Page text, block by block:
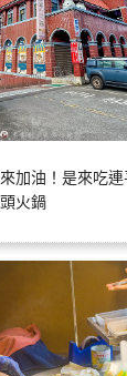
加油！是來吃
火鍋